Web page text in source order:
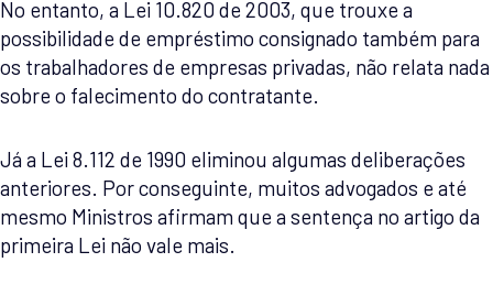
No entanto, a Lei 10.820 de 2003, que trouxe a
possibilidade de empréstimo consignado também para
os trabalhadores de empresas privadas, não relata nada
sobre o falecimento do contratante.
Já a Lei 8.112 de 1990 eliminou algumas deliberações
anteriores. Por conseguinte, muitos advogados e até
mesmo Ministros afirmam que a sentença no artigo da
primeira Lei não vale mais.